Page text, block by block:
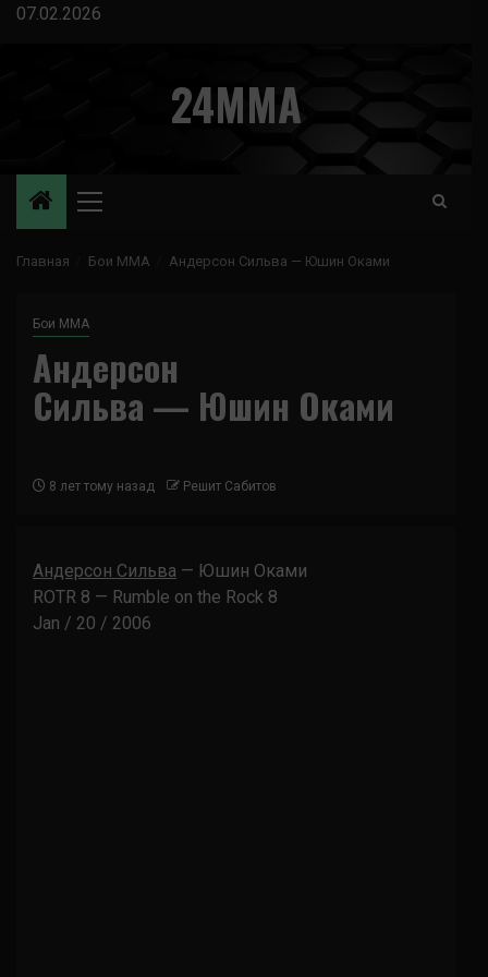
Перейти
07.02.2026
24MMA
Основное
Главная Бои ММА Андерсон Сильва — Юшин Оками
Бои ММА
Андерсон
Сильва — Юшин Оками
8 лет тому назад Решит Сабитов
Андерсон Сильва — Юшин Оками
ROTR 8 — Rumble on the Rock 8
Jan / 20 / 2006